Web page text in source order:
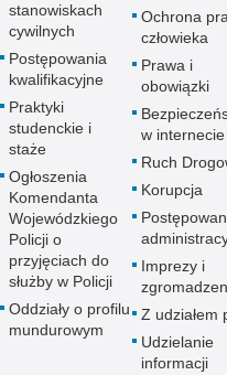
stanowiskach
cywilnych
Postępowania
kwalifikacyjne
Praktyki
studenckie i
staże
Ogłoszenia
Komendanta
Wojewódzkiego
Policji o
przyjęciach do
służby w Policji
Oddziały o profilu
mundurowym
Ochrona
człowieka
Prawa i
obowiązki
w internecie
Ruch
Korupcja
Imprezy i
Z udziałem
Udzielanie
informacji